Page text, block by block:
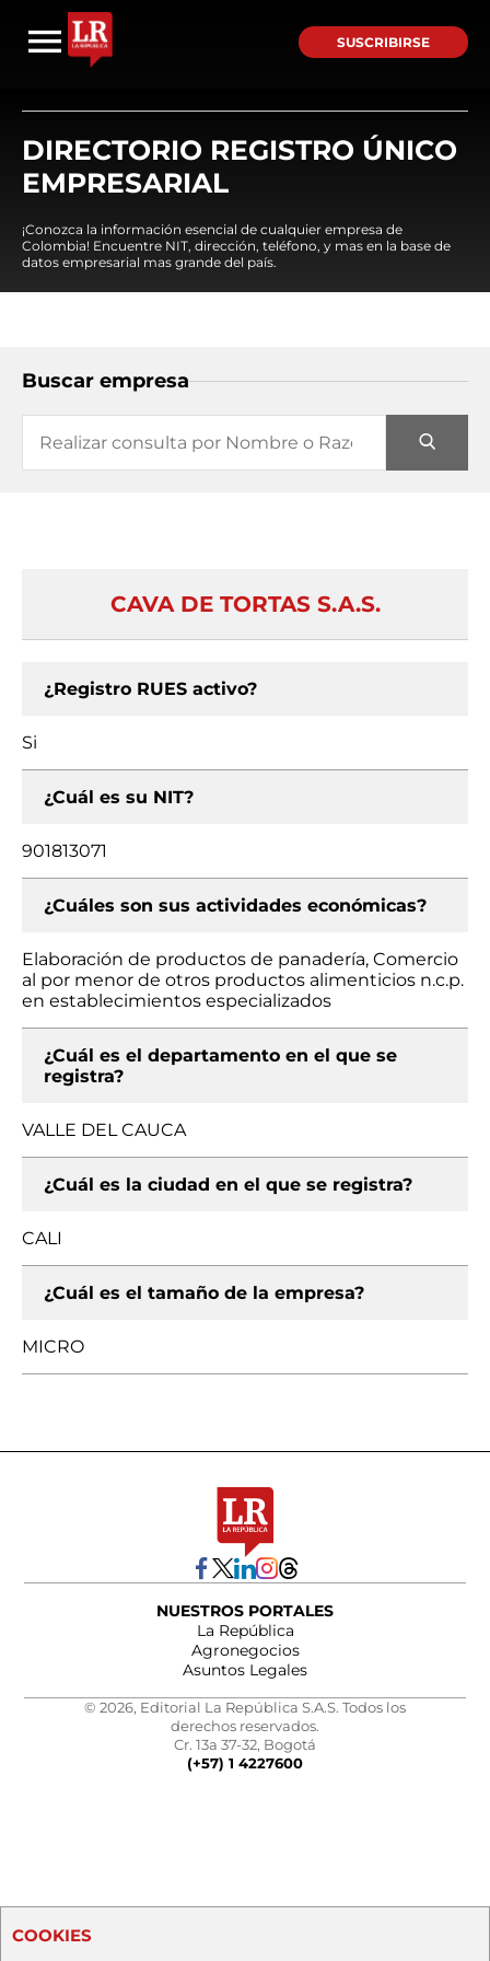
SUSCRIBIRSE
DIRECTORIO REGISTRO ÚNICO
EMPRESARIAL
¡Conozca la información esencial de cualquier empresa de
Colombia! Encuentre NIT, dirección, teléfono, y mas en la base de
datos empresarial mas grande del país.
Buscar empresa
CAVA DE TORTAS S.A.S.
¿Registro RUES activo?
Si
¿Cuál es su NIT?
901813071
¿Cuáles son sus actividades económicas?
Elaboración de productos de panadería, Comercio
al por menor de otros productos alimenticios n.c.p.
en establecimientos especializados
¿Cuál es el departamento en el que se
registra?
VALLE DEL CAUCA
¿Cuál es la ciudad en el que se registra?
CALI
¿Cuál es el tamaño de la empresa?
MICRO
NUESTROS PORTALES
La República
Agronegocios
Asuntos Legales
© 2026, Editorial La República S.A.S. Todos los
derechos reservados.
Cr. 13a 37-32, Bogotá
(+57) 1 4227600
COOKIES